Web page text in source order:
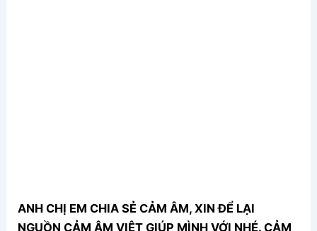
ANH CHỊ EM CHIA SẺ CẢM ÂM, XIN ĐỂ LẠI
NGUỒN CẢM ÂM VIỆT GIÚP MÌNH VỚI NHÉ. CẢM